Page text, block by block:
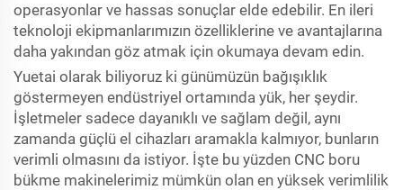
operasyonlar ve hassas sonuçlar elde edebilir. En ileri
teknoloji ekipmanlarımızın özelliklerine ve avantajlarına
daha yakından göz atmak için okumaya devam edin.
Yuetai olarak biliyoruz ki günümüzün bağışıklık
göstermeyen endüstriyel ortamında yük, her şeydir.
İşletmeler sadece dayanıklı ve sağlam değil, aynı
zamanda güçlü el cihazları aramakla kalmıyor, bunların
verimli olmasını da istiyor. İşte bu yüzden CNC boru
bükme makinelerimiz mümkün olan en yüksek verimlilik